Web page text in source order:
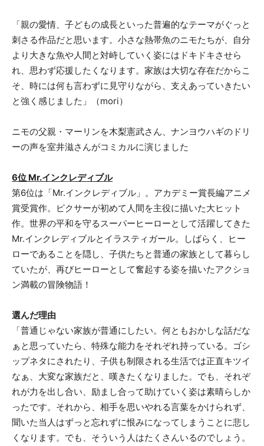
「親の愛情、子どもの成長といった普遍的なテーマがぐっと
刺さる作品だと思います。小さな熱帯魚のニモたちが、自分
より大きな魚や人間と対峙していく姿にはドキドキさせら
れ、思わず応援したくなります。家族は大切な存在だからこ
そ、時には何も言わずに見守りながら、支えあっていきたい
と強く感じました」（mori）
ニモの父親・マーリンを木梨憲武さん、ナンヨウハギのドリ
ーの声を室井滋さんがコミカルに演じました
6位 Mr.インクレディブル
第6位は「Mr.インクレディブル」。アカデミー賞長編アニメ
賞受賞作。ピクサーが初めて人間を主役に描いた大ヒット
作。世界の平和を守るスーパーヒーローとして活躍してきた
Mr.インクレディブルとイラスティガール。しばらく、ヒー
ローであることを隠し、子供たちと普通の家族として暮らし
ていたが、再びヒーローとして奮起する姿を描いたアクショ
ン満載の冒険物語！
選んだ理由
「普通じゃない家族が普通にしたい。何ともおかしな話だな
ぁと思っていたら、特殊な能力をそれぞれ持っている。ゴシ
ップネタにされたり、子供も制限される生活では正直キツイ
なぁ、大変な家族だと、嘆きたくなりました。でも、それぞ
れが力を出し合い、励まし合って助けていく姿は素晴らしか
ったです。それから、相手を思いやれる言葉をかけられず、
聞いた当人はずっと忘れずに恨みになってしまうことに悲し
くなります。でも、そういう人はたくさんいるのでしょう。